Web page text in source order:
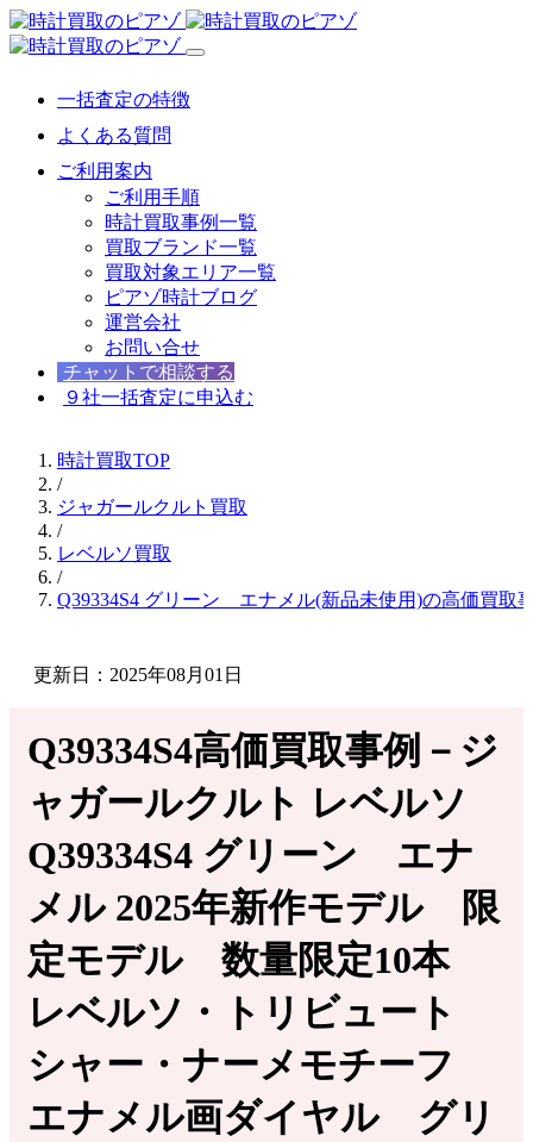
一括査定の特徴
よくある質問
ご利用案内
ご利用手順
時計買取事例一覧
買取ブランド一覧
買取対象エリア一覧
ピアゾ時計ブログ
運営会社
お問い合せ
チャットで相談する
９社一括査定に申込む
時計買取TOP
/
ジャガールクルト買取
/
レベルソ買取
/
Q39334S4 グリーン エナメル(新品未使用)の高価買取
更新日：2025年08月01日
Q39334S4高価買取事例－ジ
ャガールクルト レベルソ
Q39334S4 グリーン エナ
メル 2025年新作モデル 限
定モデル 数量限定10本
レベルソ・トリビュート
シャー・ナーメモチーフ
エナメル画ダイヤル グリ